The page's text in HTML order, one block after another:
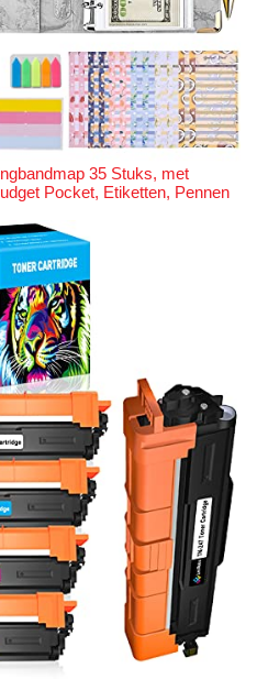
35 Stuks, met
Pocket, Etiketten, Pennen